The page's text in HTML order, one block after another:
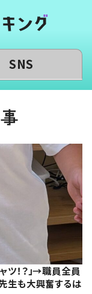
SNS
！？」→職員全員
生も大興奮するは